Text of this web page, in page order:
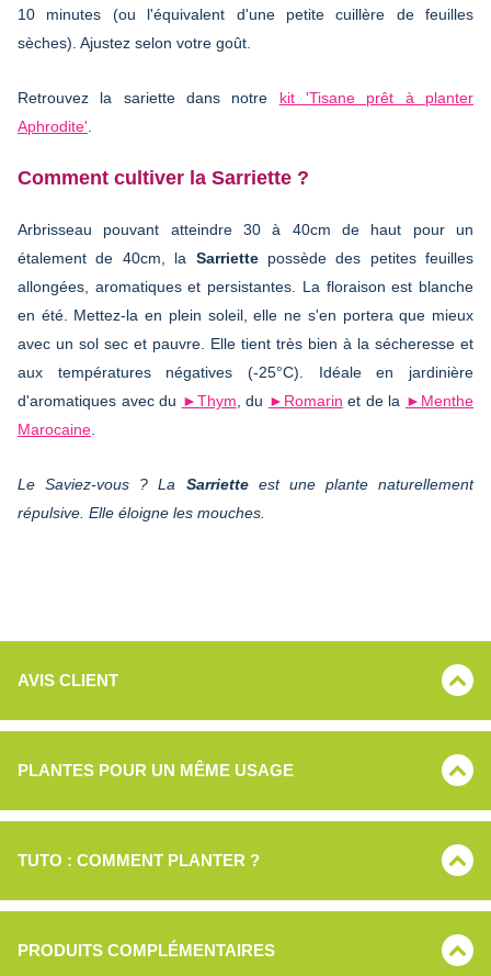
10 minutes (ou l'équivalent d'une petite cuillère de feuilles
sèches). Ajustez selon votre goût.
Retrouvez la sariette dans notre kit 'Tisane prêt à planter
Aphrodite'
Comment cultiver la Sarriette ?
Arbrisseau pouvant atteindre 30 à 40cm de haut pour un
étalement de 40cm, la Sarriettepossède des petites feuilles
allongées, aromatiques et persistantes. La floraison est blanche
en été. Mettez-la en plein soleil, elle ne s'en portera que mieux
avec un sol sec et pauvre. Elle tient très bien à la sécheresse et
aux températures négatives (-25°C). Idéale en jardinière
d'aromatiques avec du ►Thym , du ►Romarin et de la ►Menthe
Marocaine
Le Saviez-vous ? La Sarriette est une plante naturellement
répulsive. Elle éloigne les mouches.
AVIS CLIENT
PLANTES POUR UN MÊME USAGE
TUTO : COMMENT PLANTER ?
PRODUITS COMPLÉMENTAIRES